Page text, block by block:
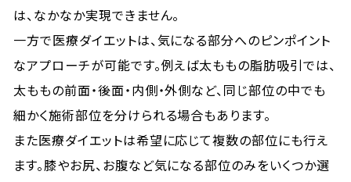
は、なかなか実現できません。
一方で医療ダイエットは、気になる部分へのピンポイント
なアプローチが可能です。例えば太ももの脂肪吸引では、
太ももの前面・後面・内側・外側など、同じ部位の中でも
細かく施術部位を分けられる場合もあります。
また医療ダイエットは希望に応じて複数の部位にも行え
ます。膝やお尻、お腹など気になる部位のみをいくつか選